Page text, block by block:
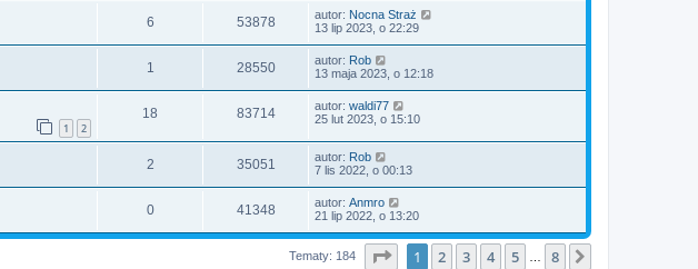
6 53878 autor: Nocna Straż
13 lip 2023, o 22:29
1 28550 autor: Rob
13 maja 2023, o 12:18
1 2
18 83714 autor: waldi77
25 lut 2023, o 15:10
2 35051 autor: Rob
7 lis 2022, o 00:13
0 41348 autor: Anmro
21 lip 2022, o 13:20
Tematy: 184 Strona1 z8
1 2 3 4 5 … 8